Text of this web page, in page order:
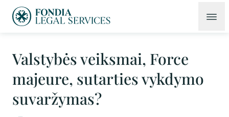
Valstybės veiksmai, Force
majeure, sutarties vykdymo
suvaržymas?